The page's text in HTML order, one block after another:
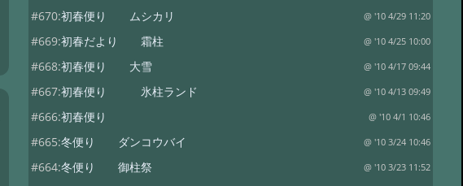
#670:初春便り ムシカリ @ '10 4/29 11:20
#669:初春だより 霜柱 @ '10 4/25 10:00
#668:初春便り 大雪 @ '10 4/17 09:44
#667:初春便り 氷柱ランド @ '10 4/13 09:49
#666:初春便り @ '10 4/1 10:46
#665:冬便り ダンコウバイ @ '10 3/24 10:46
#664:冬便り 御柱祭 @ '10 3/23 11:52